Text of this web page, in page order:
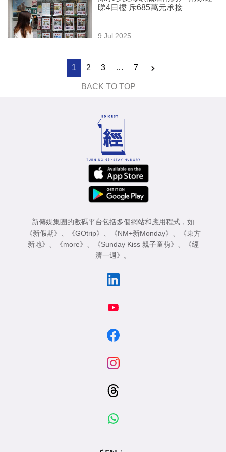
睇4日樓 斥685萬元承接
9 Jul 2025
1 2 3 … 7
BACK TO TOP
新傳媒集團的數碼平台包括多個網站和應用程式，如
《新假期》 、 《GOtrip》 、 《NM+新Monday》 、
《東方
新地》 、 《more》 、 《Sunday Kiss 親子童萌》 、
《經
濟一週》 。